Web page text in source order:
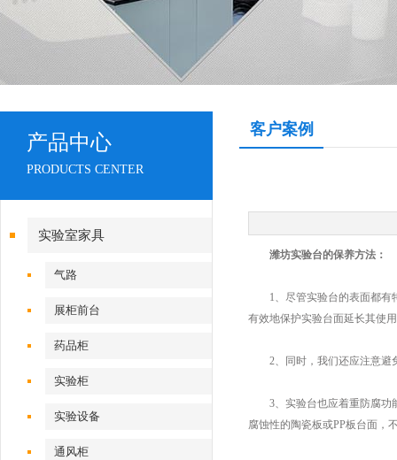
产品中心
PRODUCTS CENTER
实验室家具
气路
展柜前台
药品柜
实验柜
实验设备
通风柜
客户案例
潍坊实验台的保养方法：
1、尽管实验台的表面都有特
有效地保护实验台面延长其使
2、同时，我们还应注意避免
3、实验台也应着重防腐功能
腐蚀性的陶瓷板或PP板台面，